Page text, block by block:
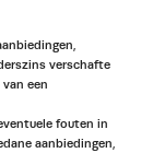
verschafte
een
fouten in
aanbiedingen,